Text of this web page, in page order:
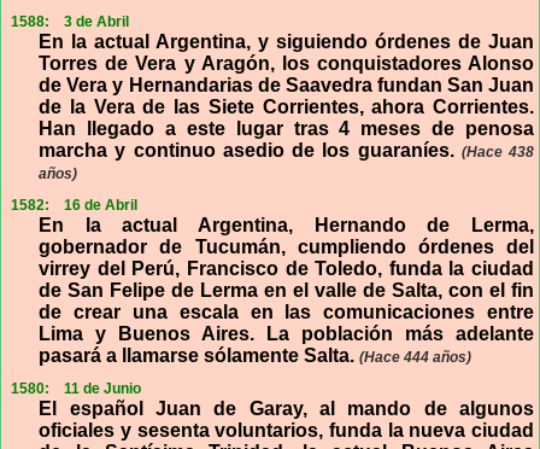
1588:
3 de Abril
En la actual Argentina, y siguiendo órdenes de Juan
Torres de Vera y Aragón, los conquistadores Alonso
de Vera y Hernandarias de Saavedra fundan San Juan
de la Vera de las Siete Corrientes, ahora Corrientes.
Han llegado a este lugar tras 4 meses de penosa
marcha y continuo asedio de los guaraníes. (Hace 438
años)
1582:
16 de Abril
En la actual Argentina, Hernando de Lerma,
gobernador de Tucumán, cumpliendo órdenes del
virrey del Perú, Francisco de Toledo, funda la ciudad
de San Felipe de Lerma en el valle de Salta, con el fin
de crear una escala en las comunicaciones entre
Lima y Buenos Aires. La población más adelante
pasará a llamarse sólamente Salta.(Hace 444 años)
1580:
11 de Junio
El español Juan de Garay, al mando de algunos
oficiales y sesenta voluntarios, funda la nueva ciudad